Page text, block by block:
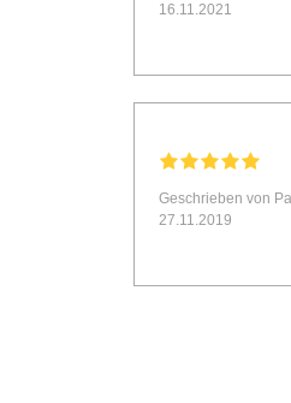
16.11.2021
Geschrieben von
27.11.2019